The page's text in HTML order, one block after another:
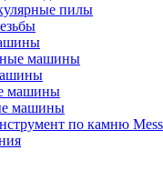
пилы
машины
машины
машины
по камню